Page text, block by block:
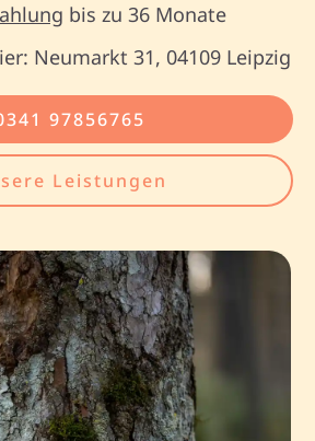
bis zu 36 Monate
Neumarkt 31, 04109 Leipzig
97856765
Leistungen